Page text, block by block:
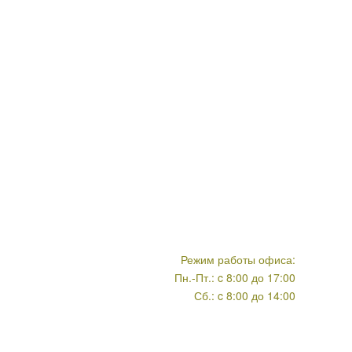
Режим работы офиса:
Пн.-Пт.: c 8:00 до 17:00
Сб.: c 8:00 до 14:00